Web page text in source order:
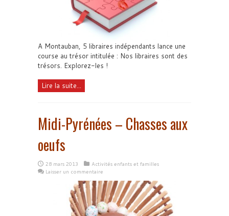
A Montauban, 5 libraires indépendants lance une
course au trésor intitulée : Nos libraires sont des
trésors. Explorez-les !
Lire la suite...
Midi-Pyrénées – Chasses aux
oeufs
28 mars 2013
Activités enfants et familles
Laisser un commentaire